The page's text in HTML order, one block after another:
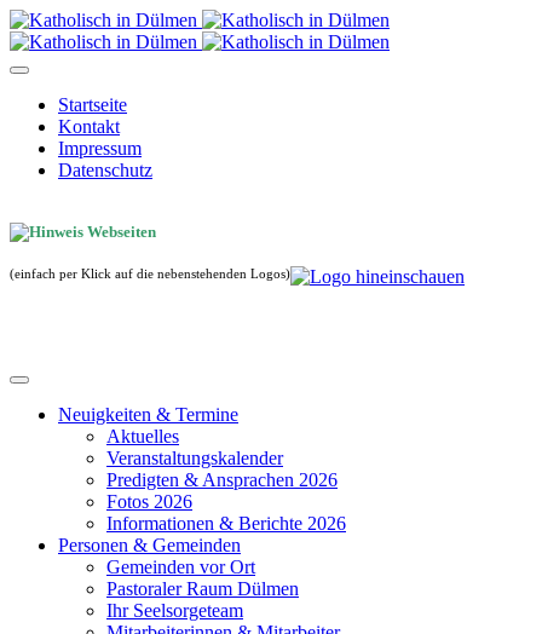
Startseite
Kontakt
Impressum
Datenschutz
(einfach per Klick auf die nebenstehenden Logos)
Neuigkeiten & Termine
Aktuelles
Veranstaltungskalender
Predigten & Ansprachen 2026
Fotos 2026
Informationen & Berichte 2026
Personen & Gemeinden
Gemeinden vor Ort
Pastoraler Raum Dülmen
Ihr Seelsorgeteam